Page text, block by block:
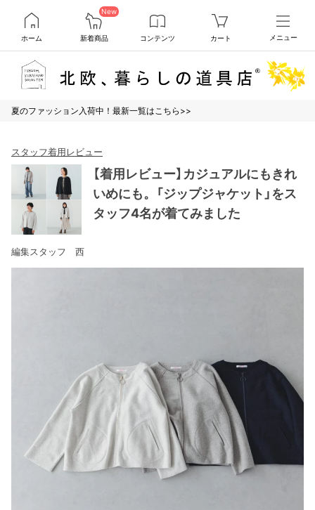
ホーム
New
新着商品 コンテンツ カート メニュー
夏のファッション入荷中！最新一覧はこちら>>
スタッフ着用レビュー
【着用レビュー】カジュアルにもきれ
いめにも。「ジップジャケット」をス
タッフ4名が着てみました
編集スタッフ 西